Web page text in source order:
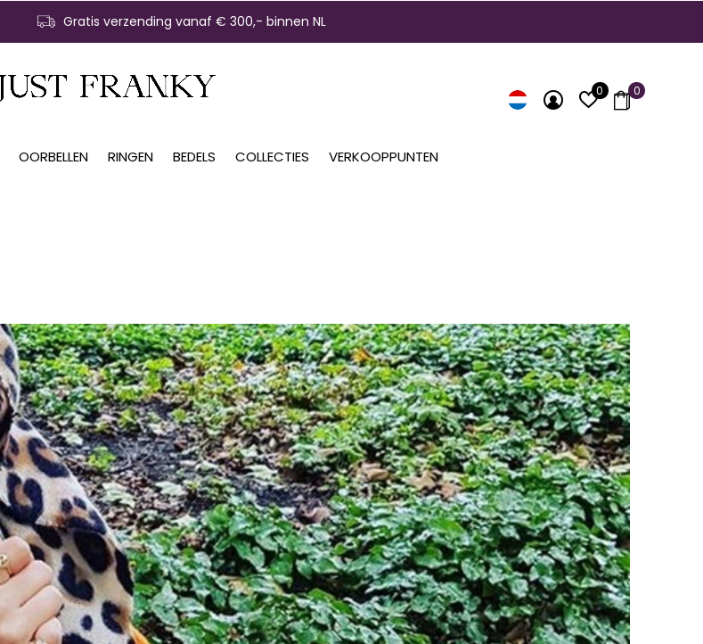
OORBELLEN RINGEN BEDELS COLLECTIES VERKOOPPUNTEN
0 0
Gratis verzending vanaf € 300,- binnen NL